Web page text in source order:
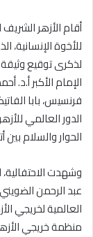
أقام الأزهر الشريف
للأخوة الإنسانية،
لذكرى توقيع وثيقة
الإمام الأكبر أ.د.
الدور العالمي
الحوار والسلام بين
وشهدت
عبد الرحمن
العالمية لخريجي
منظمة خريجي